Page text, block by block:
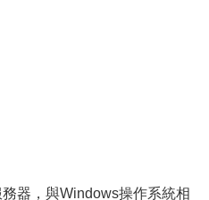
，與Windows操作系統相